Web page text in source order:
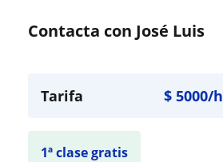
Contacta con José Luis
Tarifa $5000/h
1ª clase gratis